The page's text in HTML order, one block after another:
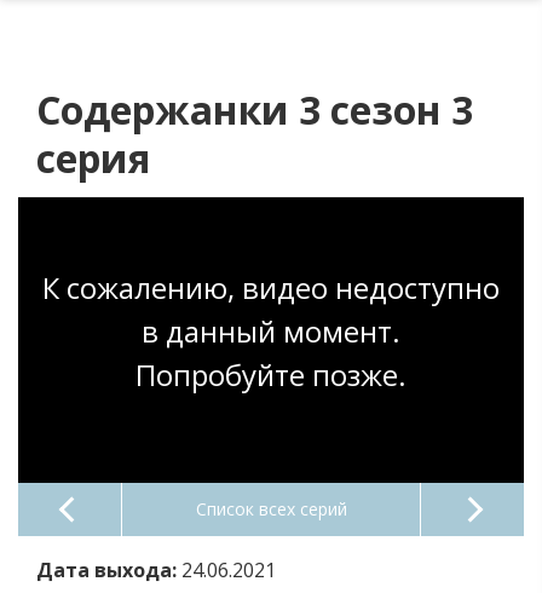
Содержанки 3 сезон 3
серия
К сожалению, видео недоступно
в данный момент.
Попробуйте позже.
Список всех серий
Дата выхода: 24.06.2021